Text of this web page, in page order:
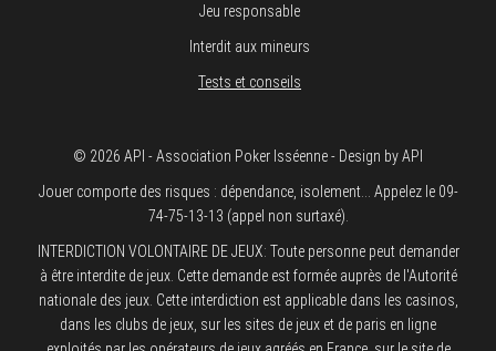
Jeu responsable
Interdit aux mineurs
Tests et conseils
© 2026 API - Association Poker Isséenne - Design by API
Jouer comporte des risques : dépendance, isolement... Appelez le 09-
74-75-13-13 (appel non surtaxé).
INTERDICTION VOLONTAIRE DE JEUX: Toute personne peut demander
à être interdite de jeux. Cette demande est formée auprès de l'Autorité
nationale des jeux. Cette interdiction est applicable dans les casinos,
dans les clubs de jeux, sur les sites de jeux et de paris en ligne